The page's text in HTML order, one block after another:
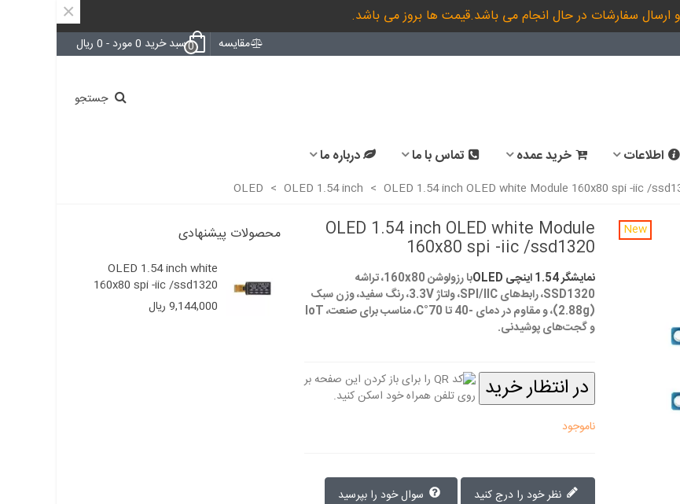
ارسال سفارشات در حال انجام می باشد.قیمت ها بروز می باشد. ×
مقایسه 0سبد خرید 0مورد - 0 ریال
جستجو
اطلاعات خرید عمده تماس با ما درباره ما
> OLED 1.54 inch > OLED 1.54 inch OLED white Module 160x80 spi -iic /
New
OLED 1.54 inch OLED white Module
160x80 spi -iic /ssd1320
نمایشگر 1.54 اینچی OLED
با رزولوشن 160x80، تراشه
SSD1320، رابط‌های SPI/IIC، ولتاژ 3.3V، رنگ سفید، وزن سبک
(2.88g)، و مقاوم در دمای -40 تا 70°C، مناسب برای صنعت، IoT
و گجت‌های پوشیدنی.
در انتظار خرید
ناموجود
محصولات پیشنهادی
OLED 1.54 inch white
160x80 spi -iic /ssd1320
9,144,000 ریال